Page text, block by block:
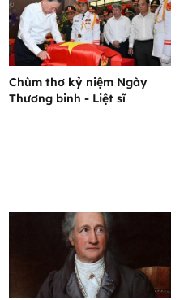
Chùm thơ kỷ niệm Ngày
Thương binh - Liệt sĩ